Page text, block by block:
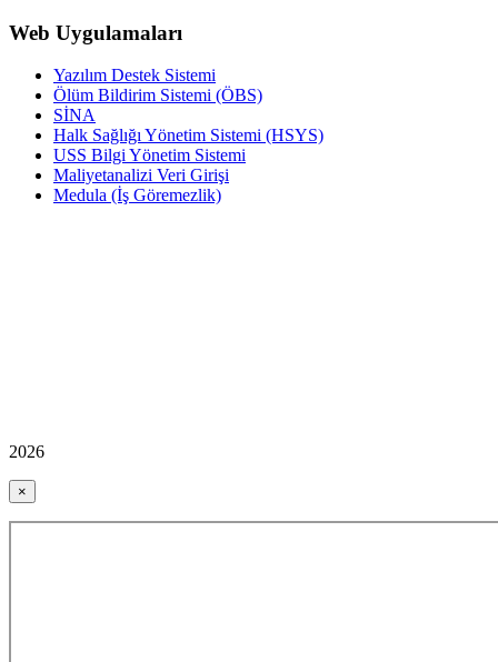
Web Uygulamaları
Yazılım Destek Sistemi
Ölüm Bildirim Sistemi (ÖBS)
SİNA
Halk Sağlığı Yönetim Sistemi (HSYS)
USS Bilgi Yönetim Sistemi
Maliyetanalizi Veri Girişi
Medula (İş Göremezlik)
2026
×